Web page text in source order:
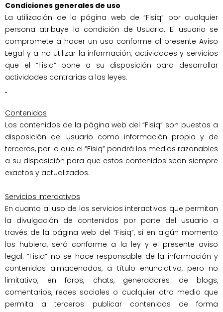
Condiciones generales de uso
La utilización de la página web de “Fisiq” por cualquier
persona atribuye la condición de Usuario. El usuario se
compromete a hacer un uso conforme al presente Aviso
Legal y a no utilizar la información, actividades y servicios
que el “Fisiq” pone a su disposición para desarrollar
Contenidos
Los contenidos de la página web del “Fisiq” son puestos a
disposición del usuario como información propia y de
terceros, por lo que el “Fisiq” pondrá los medios razonables
a su disposición para que estos contenidos sean siempre
exactos y actualizados.
Servicios interactivos
En cuanto al uso de los servicios interactivos que permitan
la divulgación de contenidos por parte del usuario a
través de la página web del “Fisiq”, si en algún momento
los hubiera, será conforme a la ley y el presente aviso
legal. “Fisiq” no se hace responsable de la información y
contenidos almacenados, a título enunciativo, pero no
limitativo, en foros, chats, generadores de blogs,
comentarios, redes sociales o cualquier otro medio que
permita a terceros publicar contenidos de forma